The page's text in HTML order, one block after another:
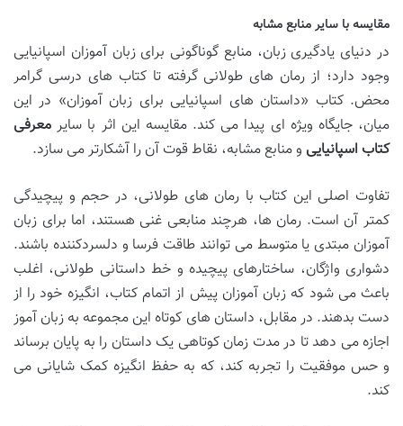
مقایسه با سایر منابع مشابه
در دنیای یادگیری زبان، منابع گوناگونی برای زبان آموزان اسپانیایی
وجود دارد؛ از رمان های طولانی گرفته تا کتاب های درسی گرامر
محض. کتاب «داستان های اسپانیایی برای زبان آموزان» در این
میان، جایگاه ویژه ای پیدا می کند. مقایسه این اثر با سایر معرفی
کتاب اسپانیایی و منابع مشابه، نقاط قوت آن را آشکارتر می سازد.
تفاوت اصلی این کتاب با رمان های طولانی، در حجم و پیچیدگی
کمتر آن است. رمان ها، هرچند منابعی غنی هستند، اما برای زبان
آموزان مبتدی یا متوسط می توانند طاقت فرسا و دلسردکننده باشند.
دشواری واژگان، ساختارهای پیچیده و خط داستانی طولانی، اغلب
باعث می شود که زبان آموزان پیش از اتمام کتاب، انگیزه خود را از
دست بدهند. در مقابل، داستان های کوتاه این مجموعه به زبان آموز
اجازه می دهد تا در مدت زمان کوتاهی یک داستان را به پایان برساند
و حس موفقیت را تجربه کند، که به حفظ انگیزه کمک شایانی می
کند.